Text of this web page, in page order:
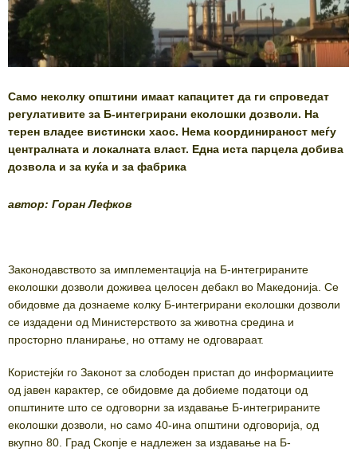
Само неколку општини имаат капацитет да ги спроведат
регулативите за Б-интегрирани еколошки дозволи. На
терен владее вистински хаос. Нема координираност меѓу
централната и локалната власт. Една иста парцела добива
дозвола и за куќа и за фабрика
автор: Горан Лефков
Законодавството за имплементација на Б-интегрираните
еколошки дозволи доживеа целосен дебакл во Македонија. Се
обидовме да дознаеме колку Б-интегрирани еколошки дозволи
се издадени од Министерството за животна средина и
просторно планирање, но оттаму не одговараат.
Користејќи го Законот за слободен пристап до информациите
од јавен карактер, се обидовме да добиеме податоци од
општините што се одговорни за издавање Б-интегрираните
еколошки дозволи, но само 40-ина општини одговорија, од
вкупно 80. Град Скопје е надлежен за издавање на Б-